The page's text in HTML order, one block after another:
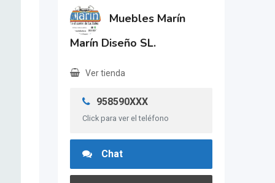
Muebles Marín
Marín Diseño SL.
Ver tienda
958590XXX
Click para ver el teléfono
Chat